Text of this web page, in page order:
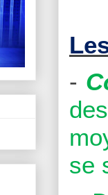
-
se